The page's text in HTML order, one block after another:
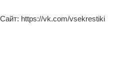
Сайт: https://vk.com/vsekrestiki